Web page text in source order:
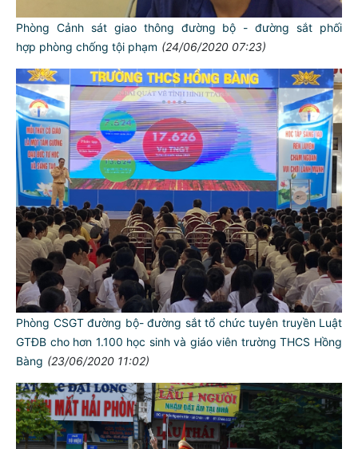
Phòng Cảnh sát giao thông đường bộ - đường sắt phối
hợp phòng chống tội phạm (24/06/2020 07:23)
Phòng CSGT đường bộ- đường sắt tổ chức tuyên truyền Luật
GTĐB cho hơn 1.100 học sinh và giáo viên trường THCS Hồng
Bàng (23/06/2020 11:02)